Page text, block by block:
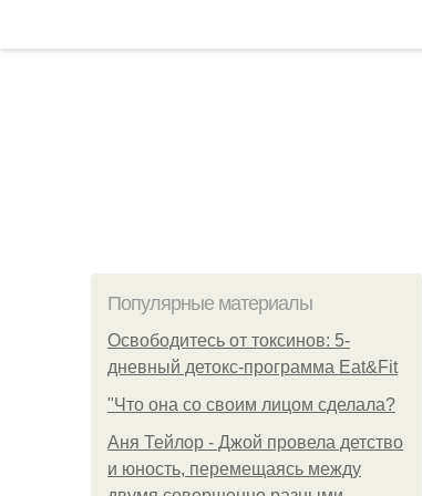
Популярные материалы
Освободитесь от токсинов: 5-
дневный детокс-программа Eat&Fit
"Что она со своим лицом сделала?
Аня Тейлор - Джой провела детство
и юность, перемещаясь между